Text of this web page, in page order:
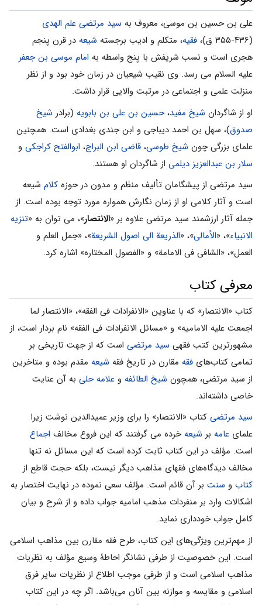
علی بن حسین بن موسی، معروف به سید مرتضی علم الهدی
(۴۳۶-۳۵۵ ق)،
فقیه، متکلم و ادیب برجسته شیعه در قرن پنجم
هجری است و نسب شریفش با پنج واسطه به امام موسی بن جعفر
علیه السلام می رسد. وی نقیب شیعیان در زمان خود بود و از نظر
منزلت علمی و اجتماعی در مرتبت والایی قرار داشت.
او از شاگردان شیخ مفید،حسین بن علی بن بابویه (برادر شیخ
صدوق)، سهل بن احمد دیباجی و ابن جندی بغدادی است. همچنین
علمای بزرگی چون شیخ طوسی، قاضی ابن البراج، ابوالفتح کراجکی و
سلار بن عبدالعزیز دیلمی از شاگردان او هستند.
سید مرتضی از پیشگامان تألیف منظم و مدون در حوزه کلام شیعه
است و آثار کلامی او از زمان نگارش همواره مورد توجه بوده است. از
جمله آثار ارزشمند سید مرتضی علاوه بر «الانتصار»، می توان به «تنزیه
الانبیاء»، «الأمالی»، «الذریعة الی اصول الشریعة»، «جمل العلم و
العمل»، «الشافی فی الامامة» و «الفصول المختاره» اشاره کرد.
معرفى كتاب
کتاب «الانتصار» که با عناوین «الانفرادات فی الفقه»، «الانتصار لما
اجمعت علیه الامامیه» و «مسائل الانفرادات فی الفقه» نام بردار است، از
مشهورترین کتب فقهی سید مرتضی است که از جهت تاریخی بر
تمامی کتاب‌های فقه مقارن در تاریخ فقه شیعه مقدم بوده و متاخرین
از سید مرتضی، همچون شیخ الطائفه و علامه حلی به آن عنایت
خاصی داشته‌اند.
سيد مرتضى کتاب «الانتصار» را براى وزير عميدالدين نوشت زيرا
علماى عامه بر شيعهخرده مى گرفتند كه اين فروع مخالف اجماع
است. مؤلف در اين كتاب ثابت كرده است كه اين مسائل نه تنها
مخالف ديدگاه‌هاى فقهاى مذاهب ديگر نيست، بلكه حجت قاطع از
كتاب و سنت بر آن قائم است. مؤلف سعی نموده در نهایت اختصار به
اشکالات وارد بر منفردات مذهب امامیه جواب داده و از شرح و بیان
کامل جواب خودداری نماید.
از مهم‌ترین ویژگی‌های این کتاب، طرح فقه مقارن بین مذاهب اسلامی
است. این خصوصیت از طرفی نشانگر احاطۀ وسیع مؤلف به نظریات
مذاهب اسلامی است و از طرفی موجب اطلاع از نظریات سایر فرق
اسلامی و مقایسه و موازنه بین آنان می‌باشد. اگر چه در این کتاب